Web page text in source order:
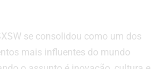
se consolidou como um dos
mais influentes do mundo